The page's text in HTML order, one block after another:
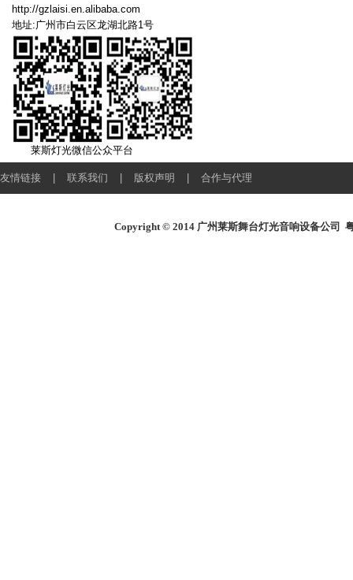
http://gzlaisi.en.alibaba.com
地址:广州市白云区龙湖北路1号
莱斯灯光微信公众平台
友情链接 联系我们 版权声明 合作与代理
Copyright © 2014 广州莱斯舞台灯光音响设备公司